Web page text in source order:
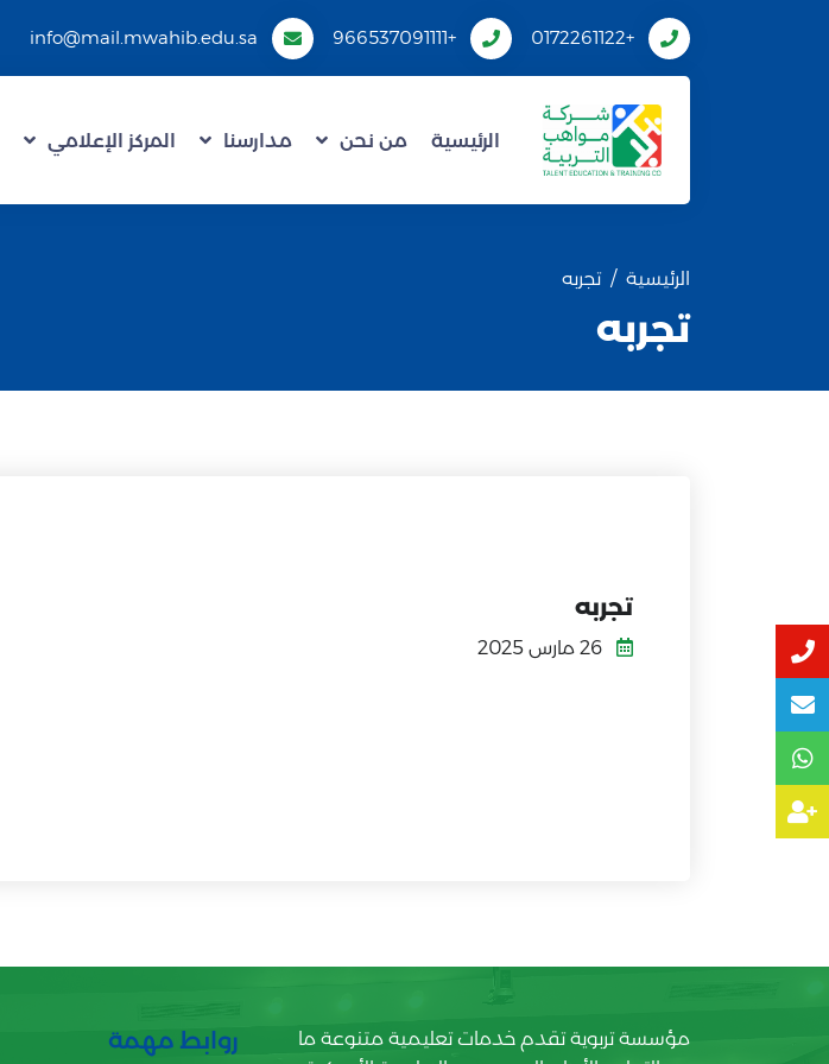
+0172261122
+966537091111
info@mail.mwahib.edu.sa
الرئيسية من نحن مدارسنا المركز الإعلامي
الرئيسية تجربه
تجربه
تجربه
مؤسسة تربوية تقدم خدمات تعليمية متنوعة ما
روابط مهمة